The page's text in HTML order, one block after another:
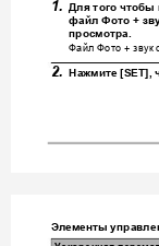
1. Для того чтобы
файл Фото +
просмотра.
Файл Фото + звук
2. Нажмите [SET],
Элементы